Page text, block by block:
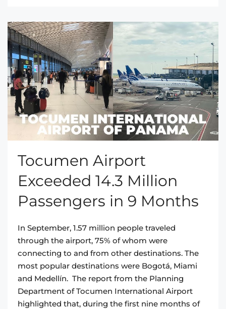
Tocumen Airport
Exceeded 14.3 Million
Passengers in 9 Months
In September, 1.57 million people traveled
through the airport, 75% of whom were
connecting to and from other destinations. The
most popular destinations were Bogotá, Miami
and Medellín. The report from the Planning
Department of Tocumen International Airport
highlighted that, during the first nine months of